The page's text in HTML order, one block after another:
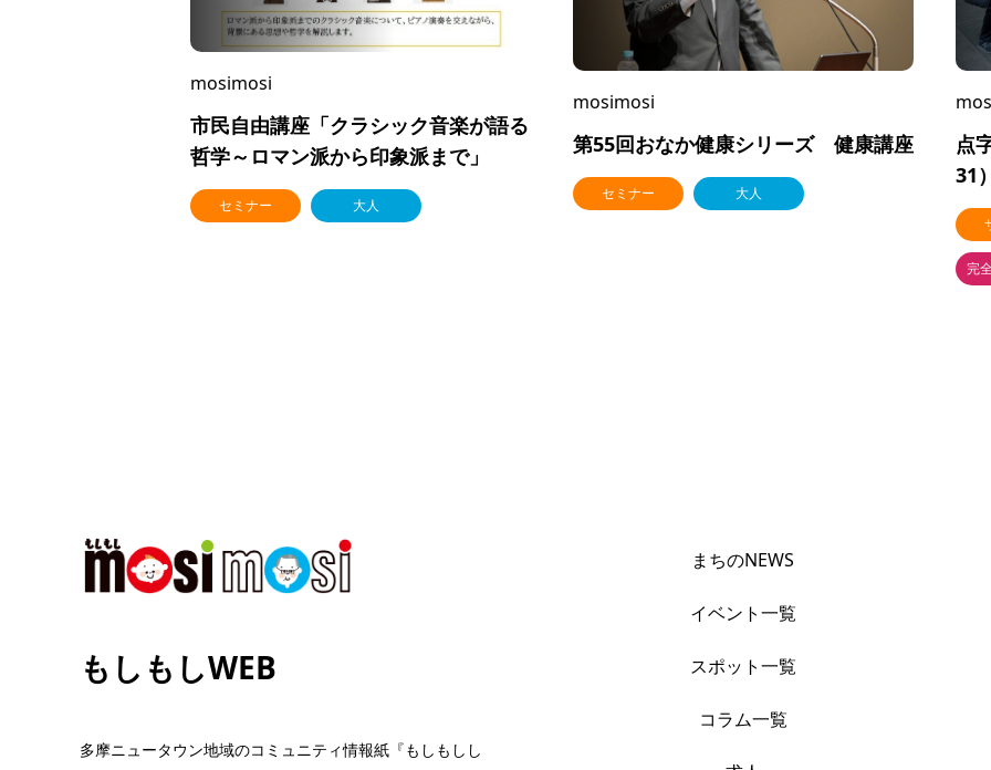
mosimosi
市民自由講座「クラシック音楽が語る
哲学～ロマン派から印象派まで」
セミナー 大人
mosimosi
第55回おなか健康シリーズ 健康講座
セミナー 大人
点
31
完
もしもしWEB
多摩ニュータウン地域のコミュニティ情報紙『もしもしし
まちのNEWS
イベント一覧
スポット一覧
コラム一覧